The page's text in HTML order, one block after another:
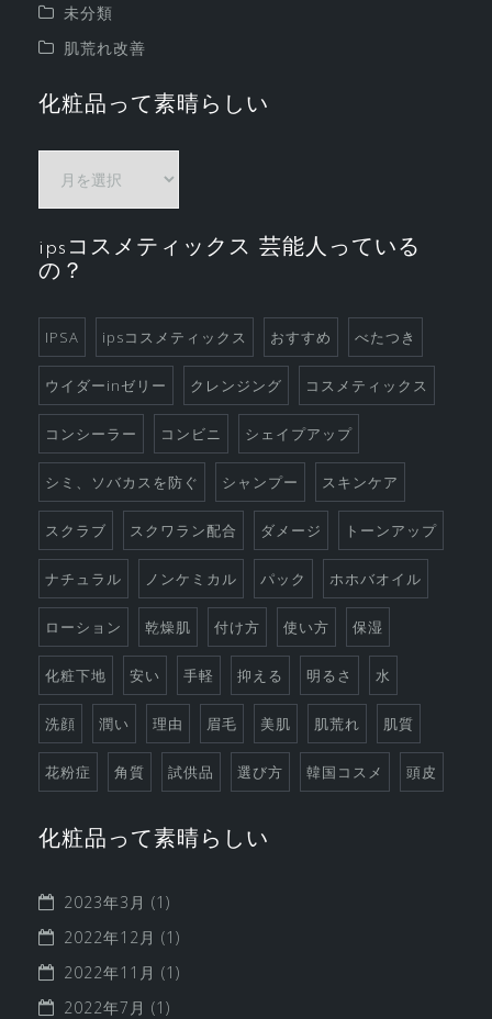
未分類
肌荒れ改善
化粧品って素晴らしい
っ
て
晴
ら
し
い
ipsコスメティックス 芸能人っている
の？
IPSA ipsコスメティックス おすすめ べたつき
ウイダーinゼリー クレンジング コスメティックス
コンシーラー コンビニ シェイプアップ
シミ、ソバカスを防ぐ シャンプー スキンケア
スクラブ スクワラン配合 ダメージ トーンアップ
ナチュラル ノンケミカル パック ホホバオイル
ローション 乾燥肌 付け方 使い方 保湿
化粧下地 安い 手軽 抑える 明るさ 水
洗顔 潤い 理由 眉毛 美肌 肌荒れ 肌質
花粉症 角質 試供品 選び方 韓国コスメ 頭皮
化粧品って素晴らしい
2023年3月 (1)
2022年12月 (1)
2022年11月 (1)
2022年7月 (1)